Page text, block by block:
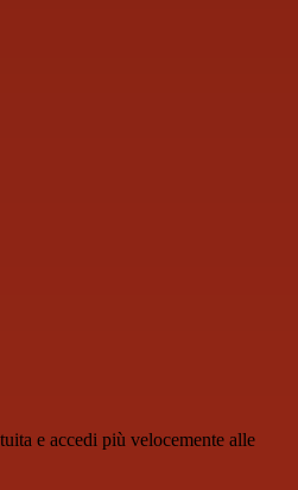
e accedi più velocemente alle